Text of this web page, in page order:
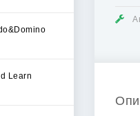
Learn